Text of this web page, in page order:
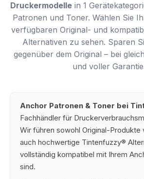
Druckermodelle in 1
Patronen und Toner. Wählen Sie
verfügbaren Original- und
Alternativen zu sehen. Sparen
gegenüber dem Original – bei
und voller
Anchor Patronen & Toner bei
Fachhändler für
Wir führen sowohl Original-Produkte
auch hochwertige Tintenfuzzy®
vollständig kompatibel mit Ihrem
sind.